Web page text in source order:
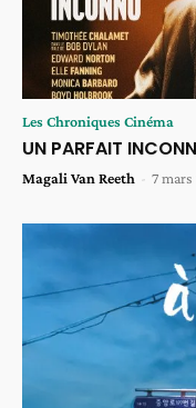
Les Chroniques Cinéma
UN PARFAIT
Magali Van Reeth - 7